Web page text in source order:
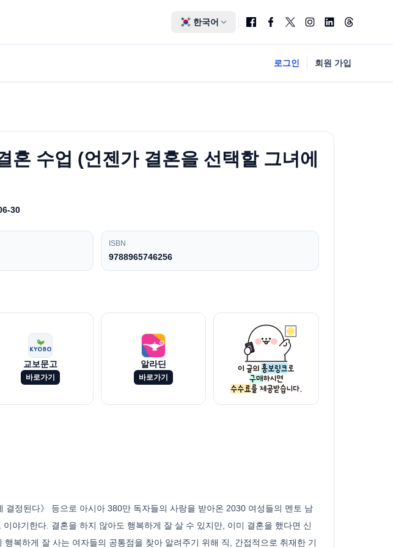
한국어
로그인 회원 가입
혼 수업 (언젠가 결혼을 선택할 그녀에
30
ISBN
9788965746256
교보문고
바로가기
알라딘
바로가기
정된다》 등으로 아시아 380만 독자들의 사랑을 받아온 2030 여성들의 멘토 남
야기한다. 결혼을 하지 않아도 행복하게 잘 살 수 있지만, 이미 결혼을 했다면 신
복하게 잘 사는 여자들의 공통점을 찾아 알려주기 위해 직, 간접적으로 취재한 기